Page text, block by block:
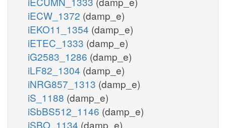
iECW_1372 (damp_e)
iEKO11_1354 (damp_e)
iETEC_1333 (damp_e)
iG2583_1286 (damp_e)
iLF82_1304 (damp_e)
iNRG857_1313 (damp_e)
iS_1188 (damp_e)
iSbBS512_1146 (damp_e)
iSBO_1134 (damp_e)